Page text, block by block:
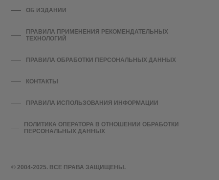
© 2004-2025. ВСЕ ПРАВА ЗАЩИЩЕНЫ.
ОБ ИЗДАНИИ
ПРАВИЛА ПРИМЕНЕНИЯ РЕКОМЕНДАТЕЛЬНЫХ
ТЕХНОЛОГИЙ
ПРАВИЛА ОБРАБОТКИ ПЕРСОНАЛЬНЫХ ДАННЫХ
КОНТАКТЫ
ПРАВИЛА ИСПОЛЬЗОВАНИЯ ИНФОРМАЦИИ
ПОЛИТИКА ОПЕРАТОРА В ОТНОШЕНИИ ОБРАБОТКИ
ПЕРСОНАЛЬНЫХ ДАННЫХ